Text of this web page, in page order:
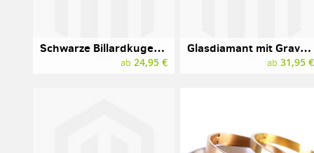
Schwarze Billardkugel mit Gravur, Aramith
ab 24,95 €
Glasdiamant mit Gravur, 10 cm, rot
ab 31,95 €